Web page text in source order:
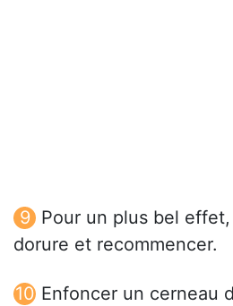
Pour un plus bel
dorure et recommencer.
Enfoncer un cerneau